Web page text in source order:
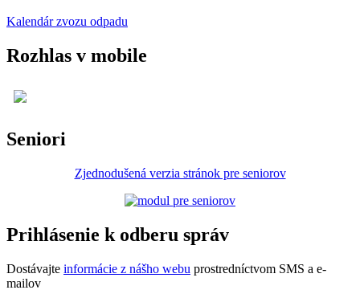
Kalendár zvozu odpadu
Rozhlas v mobile
Seniori
Zjednodušená verzia stránok pre seniorov
Prihlásenie k odberu správ
Dostávajte informácie z nášho webu prostredníctvom SMS a e-
mailov